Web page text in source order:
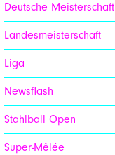
Deutsche Meisterschaft
Landesmeisterschaft
Liga
Newsflash
Stahlball Open
Super-Mêlée